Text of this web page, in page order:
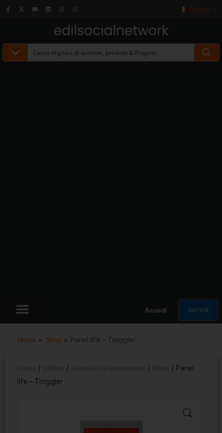
Italiano
Accedi Iscriviti
Home » Shop » Panel life – Torggler
/ / /
/ Panel
life – Torggler